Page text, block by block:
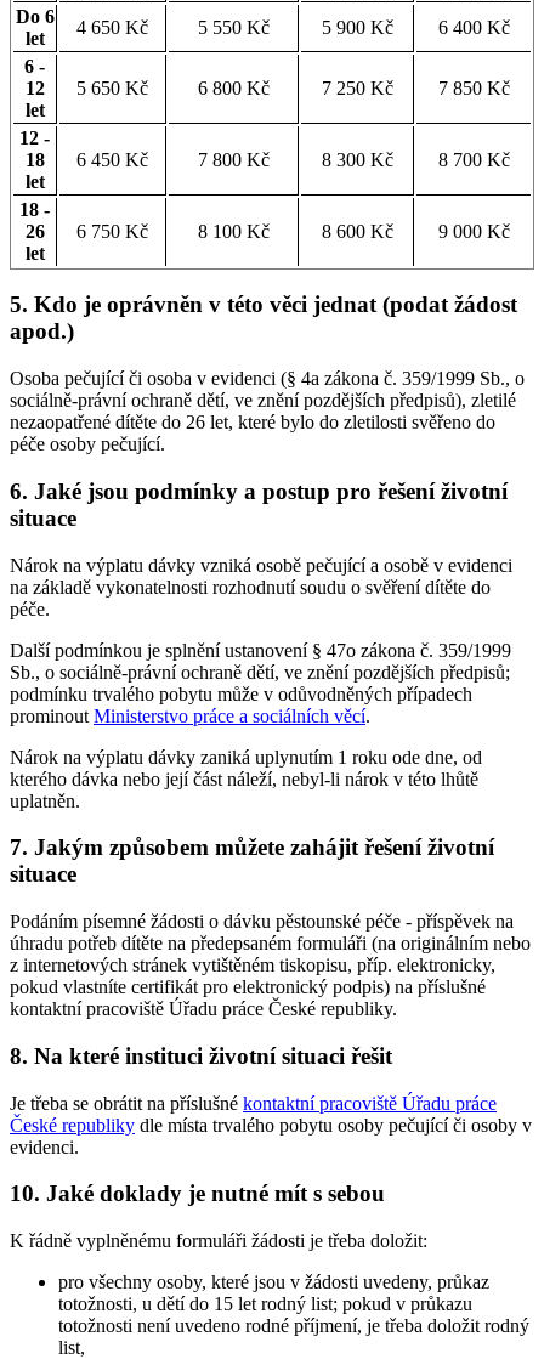
Do 6
let
4 650 Kč 5 550 Kč 5 900 Kč
6 400 Kč
6 -
12
let
5 650 Kč 6 800 Kč 7 250 Kč 7 850 Kč
12 -
18
let
6 450 Kč 7 800 Kč 8 300 Kč 8 700 Kč
18 -
26
let
6 750 Kč 8 100 Kč 8 600 Kč 9 000 Kč
5. Kdo je oprávněn v této věci jednat (podat žádost
apod.)
Osoba pečující či osoba v evidenci (§ 4a zákona č. 359/1999 Sb., o
sociálně-právní ochraně dětí, ve znění pozdějších předpisů), zletilé
nezaopatřené dítěte do 26 let, které bylo do zletilosti svěřeno do
péče osoby pečující.
6. Jaké jsou podmínky a postup pro řešení životní
situace
Nárok na výplatu dávky vzniká osobě pečující a osobě v evidenci
na základě vykonatelnosti rozhodnutí soudu o svěření dítěte do
péče.
Další podmínkou je splnění ustanovení § 47o zákona č. 359/1999
Sb., o sociálně-právní ochraně dětí, ve znění pozdějších předpisů;
podmínku trvalého pobytu může v odůvodněných případech
prominout Ministerstvo práce a sociálních věcí.
Nárok na výplatu dávky zaniká uplynutím 1 roku ode dne, od
kterého dávka nebo její část náleží, nebyl-li nárok v této lhůtě
uplatněn.
7. Jakým způsobem můžete zahájit řešení životní
situace
Podáním písemné žádosti o dávku pěstounské péče - příspěvek na
úhradu potřeb dítěte na předepsaném formuláři (na originálním nebo
z internetových stránek vytištěném tiskopisu, příp. elektronicky,
pokud vlastníte certifikát pro elektronický podpis) na příslušné
kontaktní pracoviště Úřadu práce České republiky.
8. Na které instituci životní situaci řešit
Je třeba se obrátit na příslušné kontaktní pracoviště Úřadu práce
České republiky dle místa trvalého pobytu osoby pečující či osoby v
evidenci.
10. Jaké doklady je nutné mít s sebou
K řádně vyplněnému formuláři žádosti je třeba doložit:
pro všechny osoby, které jsou v žádosti uvedeny, průkaz
totožnosti, u dětí do 15 let rodný list; pokud v průkazu
totožnosti není uvedeno rodné příjmení, je třeba doložit rodný
list,